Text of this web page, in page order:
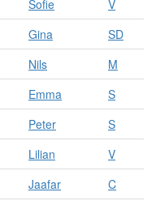
Sofie
V
Gina
SD
Nils
M
Emma
S
Peter
S
Lilian
V
Jaafar
C